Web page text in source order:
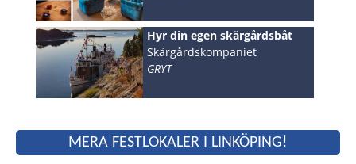
Hyr din egen skärgårdsbåt
Skärgårdskompaniet
GRYT
MERA FESTLOKALER I LINKÖPING!